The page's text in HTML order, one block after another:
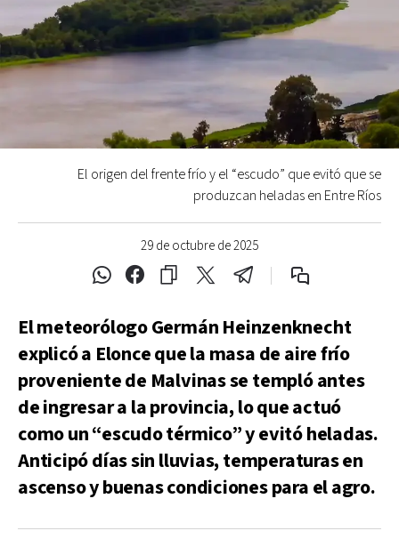
29 de octubre de 2025
El origen del frente frío y el “escudo” que evitó que se
produzcan heladas en Entre Ríos
El meteorólogo Germán Heinzenknecht
explicó a Elonce que la masa de aire frío
proveniente de Malvinas se templó antes
de ingresar a la provincia, lo que actuó
como un “escudo térmico” y evitó heladas.
Anticipó días sin lluvias, temperaturas en
ascenso y buenas condiciones para el agro.